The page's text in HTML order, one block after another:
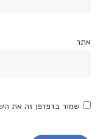
אתר
שמור בדפדפן זה את